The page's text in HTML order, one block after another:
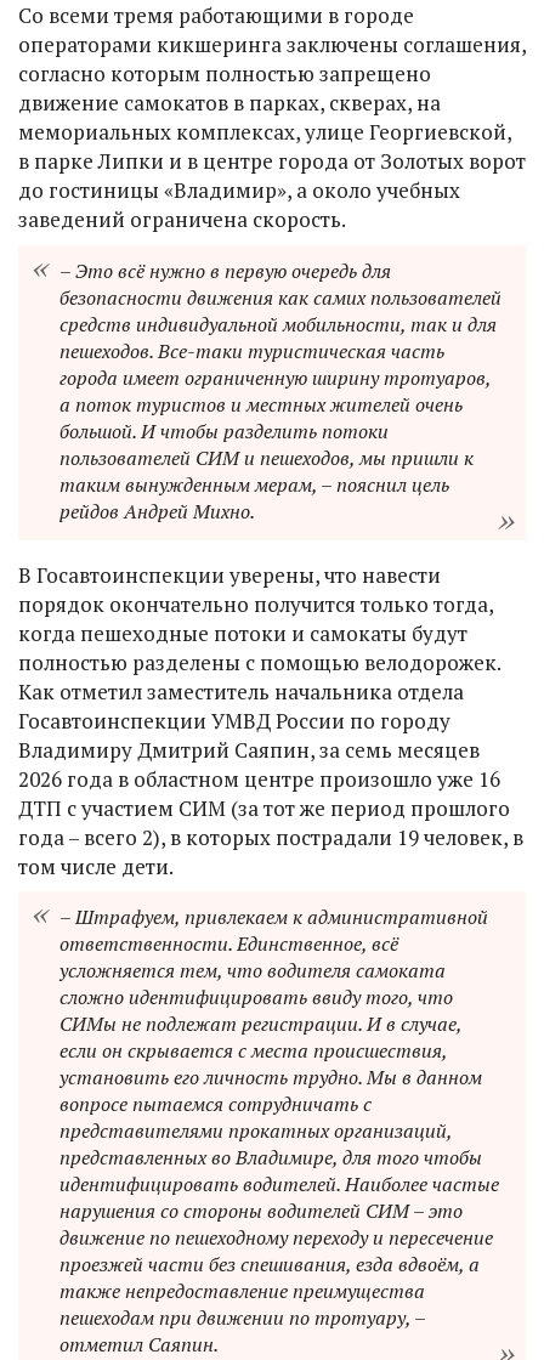
Со всеми тремя работающими в городе
операторами кикшеринга заключены соглашения,
согласно которым полностью запрещено
движение самокатов в парках, скверах, на
мемориальных комплексах, улице Георгиевской,
в парке Липки и в центре города от Золотых ворот
до гостиницы «Владимир», а около учебных
заведений ограничена скорость.
– Это всё нужно в первую очередь для
безопасности движения как самих пользователей
средств индивидуальной мобильности, так и для
пешеходов. Все-таки туристическая часть
города имеет ограниченную ширину тротуаров,
а поток туристов и местных жителей очень
большой. И чтобы разделить потоки
пользователей СИМ и пешеходов, мы пришли к
таким вынужденным мерам, – пояснил цель
рейдов Андрей Михно.
В Госавтоинспекции уверены, что навести
порядок окончательно получится только тогда,
когда пешеходные потоки и самокаты будут
полностью разделены с помощью велодорожек.
Как отметил заместитель начальника отдела
Госавтоинспекции УМВД России по городу
Владимиру Дмитрий Саяпин, за семь месяцев
2026 года в областном центре произошло уже 16
ДТП с участием СИМ (за тот же период прошлого
года – всего 2), в которых пострадали 19 человек, в
том числе дети.
– Штрафуем, привлекаем к административной
ответственности. Единственное, всё
усложняется тем, что водителя самоката
сложно идентифицировать ввиду того, что
СИМы не подлежат регистрации. И в случае,
если он скрывается с места происшествия,
установить его личность трудно. Мы в данном
вопросе пытаемся сотрудничать с
представителями прокатных организаций,
представленных во Владимире, для того чтобы
идентифицировать водителей. Наиболее частые
нарушения со стороны водителей СИМ – это
движение по пешеходному переходу и пересечение
проезжей части без спешивания, езда вдвоём, а
также непредоставление преимущества
пешеходам при движении по тротуару, –
отметил Саяпин.